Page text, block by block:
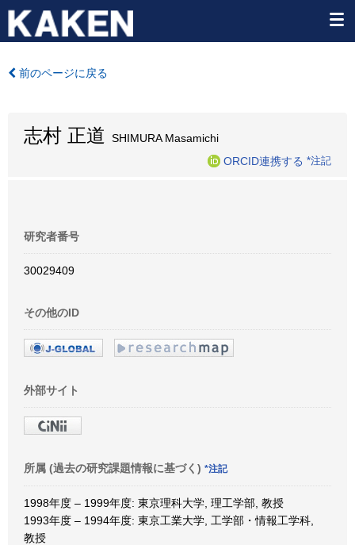
前のページに戻る
志村 正道
SHIMURA Masamichi
ORCID連携する *注記
研究者番号
30029409
その他のID
外部サイト
所属 (過去の研究課題情報に基づく) *注記
1998年度 – 1999年度: 東京理科大学, 理工学部, 教授
1993年度 – 1994年度: 東京工業大学, 工学部・情報工学科,
教授